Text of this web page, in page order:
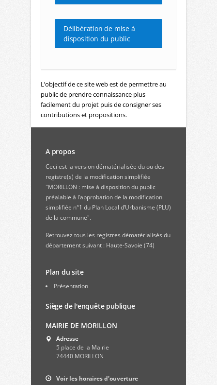
Délibération de mise à
disposition du public
L’objectif de ce site web est de permettre au
public de prendre connaissance plus
facilement du projet puis de consigner ses
contributions et propositions.
A propos
Ceci est la version dématérialisée du ou des
registre(s) de la modification simplifiée
"MORILLON : mise à disposition du public
préalable à l’approbation de la modification
simplifiée n°1 du Plan Local d’Urbanisme (PLU)
de la commune".
Retrouvez tous les registres dématérialisés du
département suivant : Haute-Savoie (74)
Plan du site
Présentation
Siège de l'enquête publique
MAIRIE DE MORILLON
Adresse
5 place de la Mairie
74440 MORILLON
Voir les horaires d'ouverture